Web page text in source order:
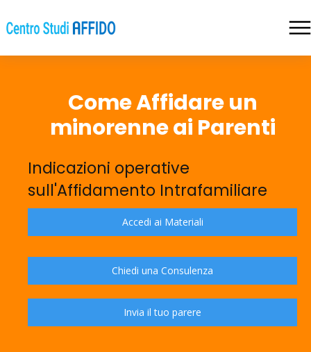
Come Affidare un
minorenne ai Parenti
Indicazioni operative
sull'Affidamento Intrafamiliare
Accedi ai Materiali
Chiedi una Consulenza
Invia il tuo parere